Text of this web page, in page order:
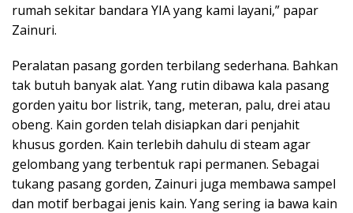
rumah sekitar bandara YIA yang kami layani,” papar
Zainuri.
Peralatan pasang gorden terbilang sederhana. Bahkan
tak butuh banyak alat. Yang rutin dibawa kala pasang
gorden yaitu bor listrik, tang, meteran, palu, drei atau
obeng. Kain gorden telah disiapkan dari penjahit
khusus gorden. Kain terlebih dahulu di steam agar
gelombang yang terbentuk rapi permanen. Sebagai
tukang pasang gorden, Zainuri juga membawa sampel
dan motif berbagai jenis kain. Yang sering ia bawa kain